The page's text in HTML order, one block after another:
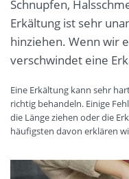
Schnupfen,
Erkältung ist sehr
hinziehen. Wenn wir
verschwindet eine
Eine Erkältung kann sehr
richtig behandeln. Einige
die Länge ziehen oder die
häufigsten davon erklären